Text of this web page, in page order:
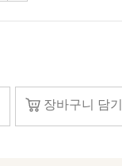
장바구니 담기